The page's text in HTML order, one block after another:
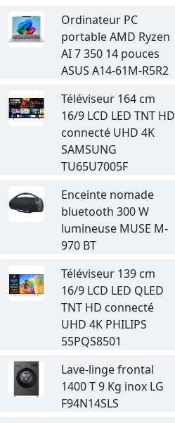
Ordinateur PC
portable AMD Ryzen
AI 7 350 14 pouces
ASUS A14-61M-R5R2
Téléviseur 164 cm
16/9 LCD LED TNT HD
connecté UHD 4K
SAMSUNG
TU65U7005F
Enceinte nomade
bluetooth 300 W
lumineuse MUSE M-
970 BT
Téléviseur 139 cm
16/9 LCD LED QLED
TNT HD connecté
UHD 4K PHILIPS
55PQS8501
Lave-linge frontal
1400 T 9 Kg inox LG
F94N14SLS